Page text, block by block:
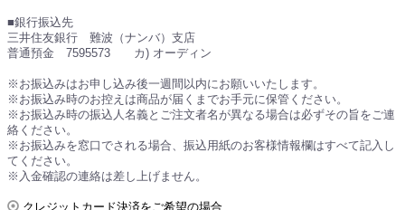
■銀行振込先
三井住友銀行 難波（ナンバ）支店
普通預金 7595573 カ) オーディン
※お振込みはお申し込み後一週間以内にお願いいたします。
※お振込み時のお控えは商品が届くまでお手元に保管ください。
※お振込み時の振込人名義とご注文者名が異なる場合は必ずその旨をご連
絡ください。
※お振込みを窓口でされる場合、振込用紙のお客様情報欄はすべて記入し
てください。
※入金確認の連絡は差し上げません。